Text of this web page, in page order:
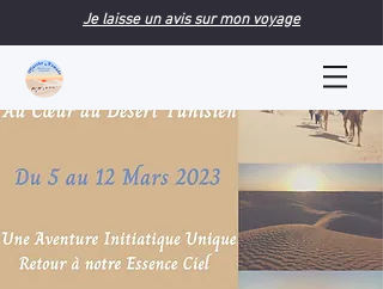
Je laisse un avis sur mon voyage